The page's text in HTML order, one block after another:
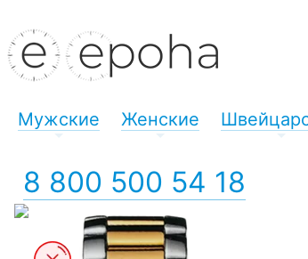
Мужские Женские
8 800 500 54 18